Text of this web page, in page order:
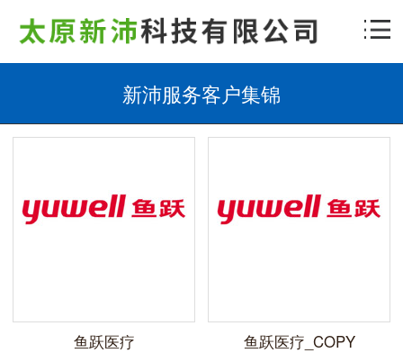
新沛服务客户集锦
鱼跃医疗 鱼跃医疗_COPY